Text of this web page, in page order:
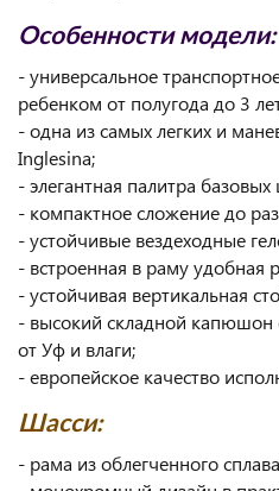
Особенности модели:
- универсальное
ребенком от полугода до 3
- одна из самых легких и
Inglesina;
- элегантная палитра базовых
- компактное сложение до
- устойчивые вездеходные
- встроенная в раму удобная
- устойчивая вертикальная
- высокий складной капюшон
от Уф и влаги;
- европейское качество
Шасси:
- рама из облегченного